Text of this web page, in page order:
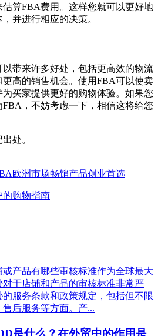
算FBA费用。这样您就可以更好地
并进行相应的决策。
带来许多好处，包括更高效的物流
高的销售机会。使用FBA可以使卖
买家提供更好的购物体验。如果您
，不妨考虑一下，相信这将给您
处。
欧洲市场畅销产品创业首选
的购物指南
产品有哪些审核标准作为全球最大
于店铺和产品的审核标准非常严
服务条款和政策规定，包括但不限
后服务等方面。产...
是什么？在外贸中的作用是